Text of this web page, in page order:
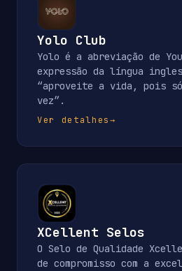
Yolo Club
Yolo é a abreviação de
expressão da língua
“aproveite a vida, pois
vez”.
Ver detalhes→
XCellent Selos
O Selo de Qualidade
de compromisso com a